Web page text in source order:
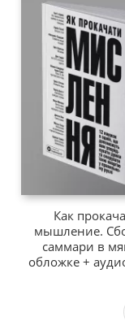
Как
мышление.
саммари в
обложке +